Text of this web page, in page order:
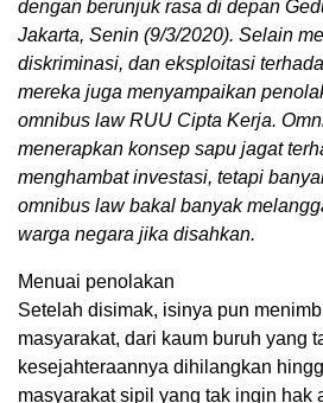
dengan berunjuk rasa di depan
Jakarta, Senin (9/3/2020). Selain
diskriminasi, dan eksploitasi
mereka juga menyampaikan
omnibus law RUU Cipta Kerja.
menerapkan konsep sapu jagat
menghambat investasi, tetapi
omnibus law bakal banyak
warga negara jika disahkan.
Menuai penolakan
Setelah disimak, isinya pun
masyarakat, dari kaum buruh yang
kesejahteraannya dihilangkan
masyarakat sipil yang tak ingin hak